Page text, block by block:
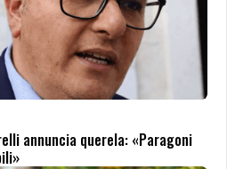
annuncia querela: «Paragoni